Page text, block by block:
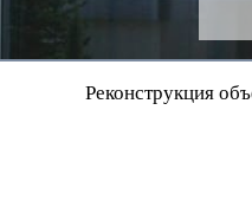
Реконструкция